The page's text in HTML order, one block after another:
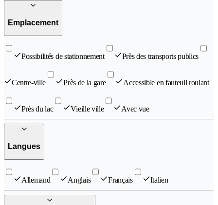
Emplacement
Possibilités de stationnement Près des transports publics
Centre-ville Près de la gare Accessible en fauteuil roulant
Près du lac Vieille ville Avec vue
Langues
Allemand Anglais Français Italien